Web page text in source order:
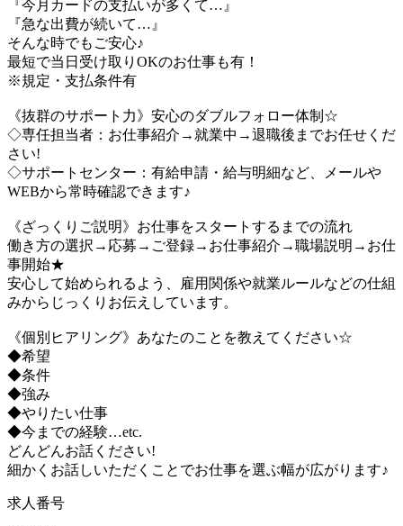
『今月カードの支払いが多くて…』
『急な出費が続いて…』
そんな時でもご安心♪
最短で当日受け取りOKのお仕事も有！
※規定・支払条件有
《抜群のサポート力》安心のダブルフォロー体制☆
◇専任担当者：お仕事紹介→就業中→退職後までお任せくだ
さい!
◇サポートセンター：有給申請・給与明細など、メールや
WEBから常時確認できます♪
《ざっくりご説明》お仕事をスタートするまでの流れ
働き方の選択→応募→ご登録→お仕事紹介→職場説明→お仕
事開始★
安心して始められるよう、雇用関係や就業ルールなどの仕組
みからじっくりお伝えしています。
《個別ヒアリング》あなたのことを教えてください☆
◆希望
◆条件
◆強み
◆やりたい仕事
◆今までの経験…etc.
どんどんお話ください!
細かくお話しいただくことでお仕事を選ぶ幅が広がります♪
求人番号